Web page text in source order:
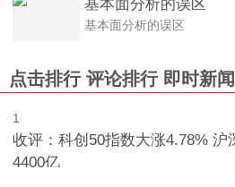
基本面分析的误区
基本面分析的误区
点击排行 评论排行 即时新闻
1
收评：科创50指数大涨4.78% 沪
4400亿